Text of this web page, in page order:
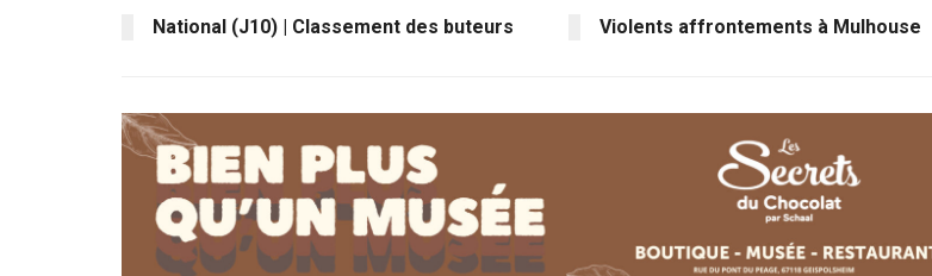
National (J10) | Classement des buteurs Violents affrontements à Mulhouse